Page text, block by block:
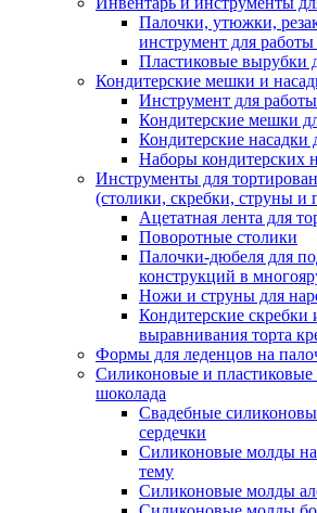
Палочки, утюжки,
инструмент для работы
Пластиковые вырубки
Кондитерские мешки и
Инструмент для
Кондитерские мешки
Кондитерские насадки
Наборы кондитерских
Инструменты для
(столики, скребки, струны и
Ацетатная лента для
Поворотные столики
Палочки-дюбеля для
конструкций в
Ножи и струны для
Кондитерские скребки
выравнивания торта
Формы для леденцов на
Силиконовые и
шоколада
Свадебные
сердечки
Силиконовые молды
тему
Силиконовые молды